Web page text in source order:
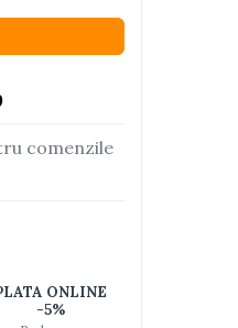
comenzile
ONLINE
-5%